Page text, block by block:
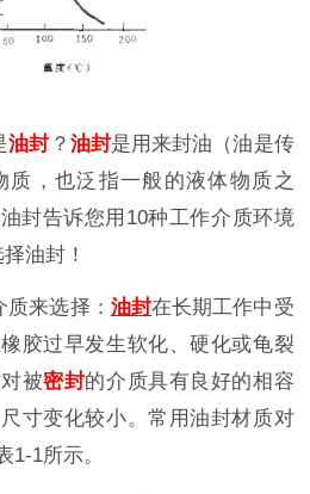
油封 ？ 油封是用来封油（油是传
质，也泛指一般的液体物质之
封告诉您用 10种工作介质环境
油封！
来选择： 油封在长期工作中受
胶过早发生软化、硬化或龟裂
被密封的介质具有良好的相容
寸变化较小。常用油封材质对
1-1所示。